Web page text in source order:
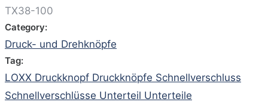
TX38-100
Category:
Druck- und Drehknöpfe
Tag:
LOXX Druckknopf Druckknöpfe Schnellverschluss
Schnellverschlüsse Unterteil Unterteile